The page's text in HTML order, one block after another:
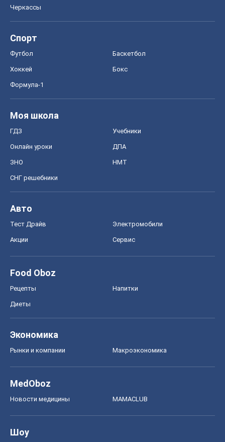
Черкассы
Спорт
Футбол Баскетбол
Хоккей Бокс
Формула-1
Моя школа
ГДЗ Учебники
Онлайн уроки ДПА
ЗНО НМТ
СНГ решебники
Авто
Тест Драйв Электромобили
Акции Сервис
Food Oboz
Рецепты Напитки
Диеты
Экономика
Рынки и компании Mакроэкономика
MedOboz
Новости медицины MAMACLUB
Шоу